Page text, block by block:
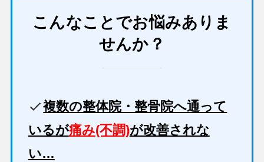
こんなことでお悩みありま
せんか？
複数の整体院・整骨院へ通って
いるが痛み(不調)が改善されな
い…